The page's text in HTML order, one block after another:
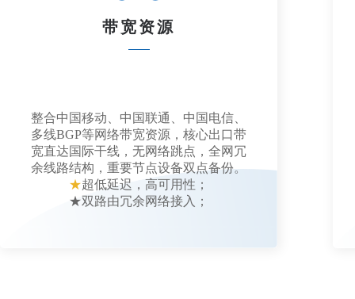
带宽资源
整合中国移动、中国联通、中国电信、
多线BGP等网络带宽资源，核心出口带
宽直达国际干线，无网络跳点，全网冗
余线路结构，重要节点设备双点备份。
★超低延迟，高可用性；
★双路由冗余网络接入；